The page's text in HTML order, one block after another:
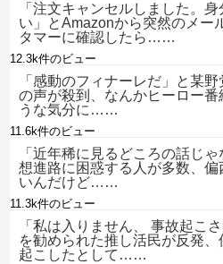
「注文キャンセルしました。
い」とAmazonから突然のメー
タマーに確認したら……
12.3k件のビュー
「感動のフィナーレだ」と某
の声が殺到、なんかヒーロー
うな気分に……
11.6k件のビュー
「近年稀に見るどころの話じ
想進路に困惑する人が多数、
いんだけど……
11.3k件のビュー
「私は入りません、 事故起こ
を勧められた推し活民が反発
起こしたとして……